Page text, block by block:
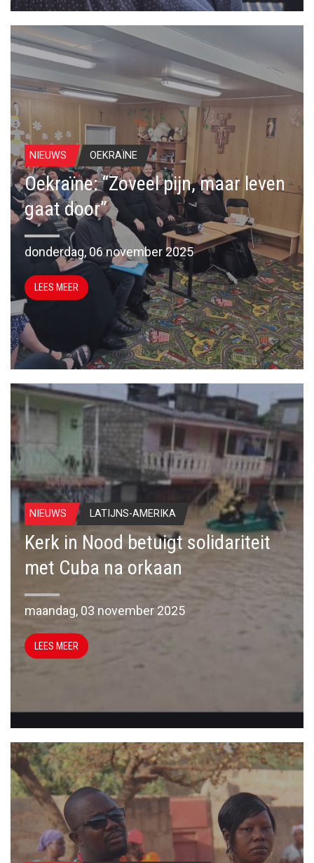
NIEUWS OEKRAÏNE
Oekraïne: “Zoveel pijn, maar leven
gaat door”
donderdag, 06 november 2025
LEES MEER
NIEUWS LATIJNS-AMERIKA
Kerk in Nood betuigt solidariteit
met Cuba na orkaan
maandag, 03 november 2025
LEES MEER